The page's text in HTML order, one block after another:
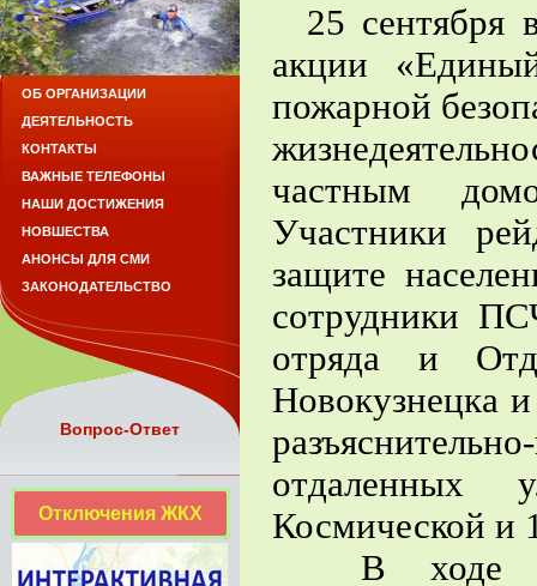
25 сентября
акции
пожарной
частным
Участники
защите
сотрудники
отряда и
Новокузнецка
отдаленных
Космической и
В ходе
ОБ ОРГАНИЗАЦИИ
ДЕЯТЕЛЬНОСТЬ
КОНТАКТЫ
ВАЖНЫЕ ТЕЛЕФОНЫ
НАШИ ДОСТИЖЕНИЯ
НОВШЕСТВА
АНОНСЫ ДЛЯ СМИ
ЗАКОНОДАТЕЛЬСТВО
Вопрос-Ответ
Отключения ЖКХ